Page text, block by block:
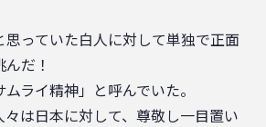
思っていた白人に対して単独で正面
だ！
ライ精神」と呼んでいた。
は日本に対して、尊敬し一目置い